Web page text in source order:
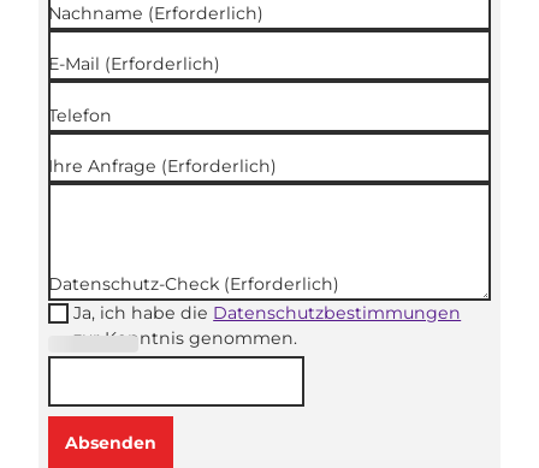
Nachname (Erforderlich)
E-Mail (Erforderlich)
Telefon
Ihre Anfrage (Erforderlich)
Datenschutz-Check (Erforderlich)
Ja, ich habe die Datenschutzbestimmungen
zur Kenntnis genommen.
Absenden